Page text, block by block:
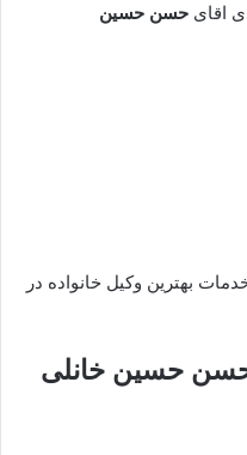
اقای حسن حسین
بهترین وکیل خانواده در
حسین خانلی